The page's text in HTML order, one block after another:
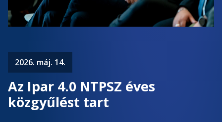
2026. máj. 14.
Az Ipar 4.0 NTPSZ éves
közgyűlést tart